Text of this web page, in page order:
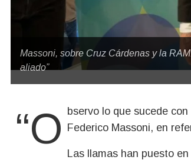
Massoni, sobre Cruz Cárdenas y la
aliado”
“Observo lo que sucede con muchísima tristeza”, dice el exministro de Seguridad de Chubut, Federico Massoni, en
Las llamas han puesto